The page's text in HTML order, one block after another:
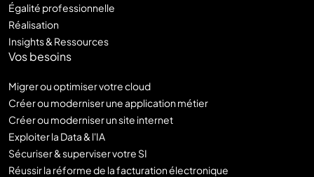
Égalité professionnelle
Réalisation
Insights & Ressources
Vos besoins
Migrer ou optimiser votre cloud
Créer ou moderniser une application métier
Créer ou moderniser un site internet
Exploiter la Data & l'IA
Sécuriser & superviser votre SI
Réussir la réforme de la facturation électronique